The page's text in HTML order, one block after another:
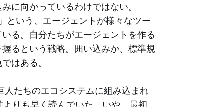
に向かっているわけではない。
いう、エージェントが様々なツー
る。自分たちがエージェントを作る
るという戦略。囲い込みか、標準規
はある。
たちのエコシステムに組み込まれ
りも早く読んでいた、いや、最初